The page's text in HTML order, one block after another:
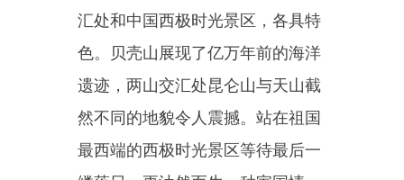
平台，发布图文、短视频作品，全
方位宣传西极文旅风貌，提升乌恰
对外知名度。
播优势，高效推介乌恰文旅资源。